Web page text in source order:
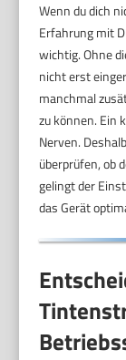
Wenn du dich
Erfahrung mit
wichtig. Ohne
nicht erst
manchmal
zu können. Ein
Nerven.
überprüfen, ob
gelingt der
das Gerät